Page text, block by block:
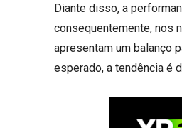
Diante disso, a
consequentemente, nos
apresentam um balanço
esperado, a tendência é